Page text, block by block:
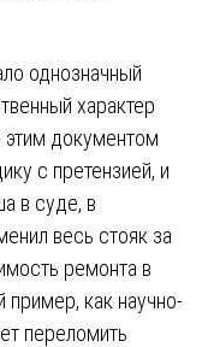
однозначный
характер
документом
с претензией, и
в суде, в
весь стояк за
ремонта в
пример, как научно-
переломить